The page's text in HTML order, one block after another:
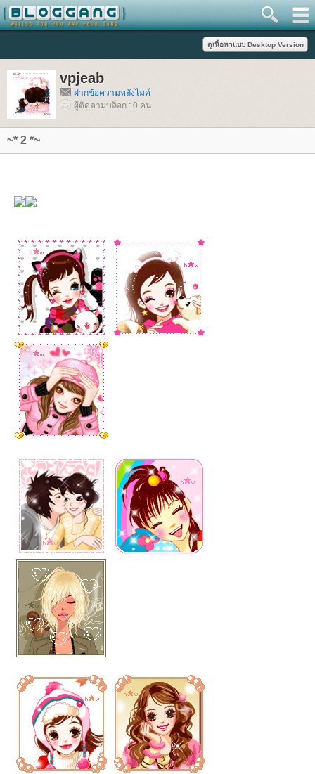
vpjeab
ฝากข้อความหลังไมค์
ผู้ติดตามบล็อก : 0 คน
~* 2 *~